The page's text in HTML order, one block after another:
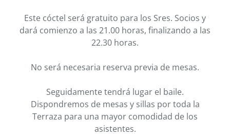
Este cóctel será gratuito para los Sres. Socios y
dará comienzo a las 21.00 horas, finalizando a las
22.30 horas.
No será necesaria reserva previa de mesas.
Seguidamente tendrá lugar el baile.
Dispondremos de mesas y sillas por toda la
Terraza para una mayor comodidad de los
asistentes.